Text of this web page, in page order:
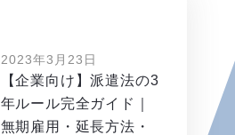
2023年3月23日
【企業向け】派遣法の3
年ルール完全ガイド｜
無期雇用・延長方法・